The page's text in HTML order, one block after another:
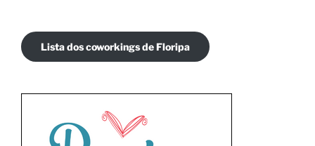
Lista dos coworkings de Floripa